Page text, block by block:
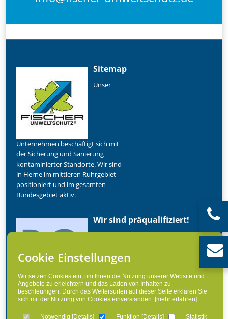
Sitemap
Unser
Unternehmen beschäftigt sich mit
der Sicherung und Sanierung
kontaminierter Standorte. Wir sind
in Herne im mittleren Ruhrgebiet
positioniert und im gesamten
Bundesgebiet aktiv.
Reg-Nr: 011.100106
Wir sind präqualifiziert!
Damit unterliegen wir der ständigen
Bundesministeriums für Umwelt,
Naturschutz, Bau- und
Reaktorsicherheit (BMUB).
Cookie Einstellungen
Wir setzen Cookies ein, um Ihnen die Nutzung unserer Website und
Angebote zu erleichtern und das Laden von Inhalten zu
beschleunigen. Durch das Weitersurfen auf dieser Seite erklären Sie
sich mit der Nutzung von Cookies einverstanden. [mehr erfahren]
Notwendig [Details] Funktion [Details] Statistik